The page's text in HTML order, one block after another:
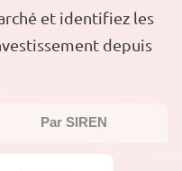
et identifiez les
depuis
Par SIREN